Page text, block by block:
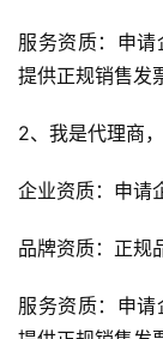
服务资质：申请
提供正规销售发
2、我是代理商，
企业资质：申请
品牌资质：正规
服务资质：申请